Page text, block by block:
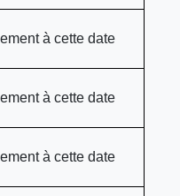
à cette date
à cette date
à cette date